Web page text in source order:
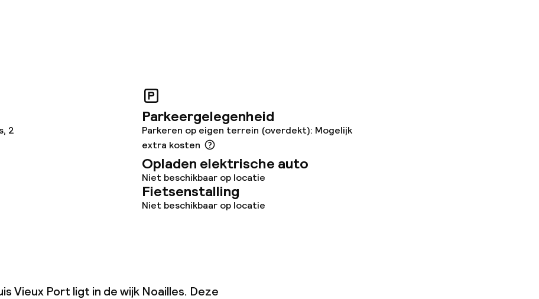
2
Parkeergelegenheid
Parkeren op eigen terrein (overdekt): Mogelijk
extra kosten
Opladen elektrische auto
Niet beschikbaar op locatie
Fietsenstalling
Niet beschikbaar op locatie
Vieux Port ligt in de wijk Noailles. Deze